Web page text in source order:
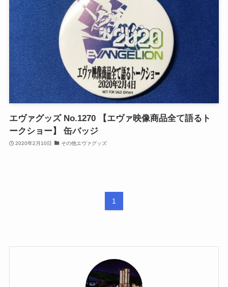
エヴァグッズ No.1270 【エヴァ映像商品全て語るト
ークショー】 缶バッジ
2020年2月10日 その他エヴァグッズ
1